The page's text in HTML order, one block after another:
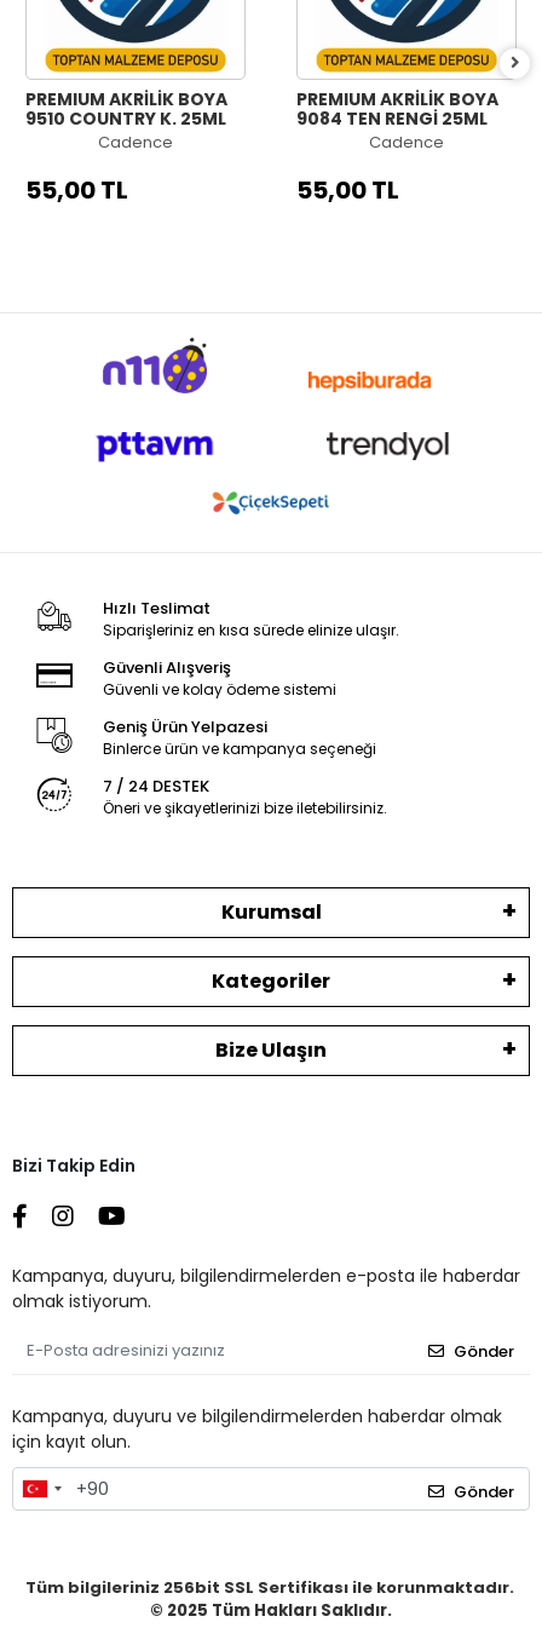
PREMIUM AKRİLİK BOYA
9510 COUNTRY K. 25ML
Cadence
55,00 TL
PREMIUM AKRİLİK BOYA
9084 TEN RENGİ 25ML
Cadence
55,00 TL
Hızlı Teslimat
Siparişleriniz en kısa sürede elinize ulaşır.
Güvenli Alışveriş
Güvenli ve kolay ödeme sistemi
Geniş Ürün Yelpazesi
Binlerce ürün ve kampanya seçeneği
7 / 24 DESTEK
Öneri ve şikayetlerinizi bize iletebilirsiniz.
Kurumsal
Kategoriler
Bize Ulaşın
Bizi Takip Edin
Kampanya, duyuru, bilgilendirmelerden e-posta ile haberdar
olmak istiyorum.
Gönder
Kampanya, duyuru ve bilgilendirmelerden haberdar olmak
için kayıt olun.
Gönder
Tüm bilgileriniz 256bit SSL Sertifikası ile korunmaktadır.
© 2025 Tüm Hakları Saklıdır.